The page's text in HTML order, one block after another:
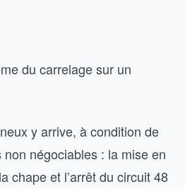
du carrelage sur un
y arrive, à condition de
négociables : la mise en
chape et l’arrêt du circuit 48